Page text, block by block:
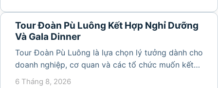
Tour Đoàn Pù Luông Kết Hợp Nghỉ Dưỡng
Và Gala Dinner
Tour Đoàn Pù Luông là lựa chọn lý tưởng dành cho
doanh nghiệp, cơ quan và các tổ chức muốn kết
hợp nghỉ dưỡng, tham quan và tổ chức các hoạt
6 Tháng 8, 2026